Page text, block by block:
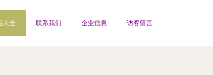
大全 联系我们 企业信息 访客留言